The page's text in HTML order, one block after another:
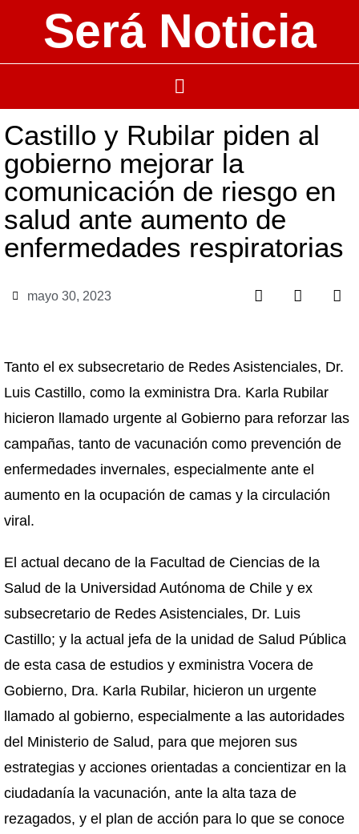
Será Noticia
Castillo y Rubilar piden al
gobierno mejorar la
comunicación de riesgo en
salud ante aumento de
enfermedades respiratorias
mayo 30, 2023
Tanto el ex subsecretario de Redes Asistenciales, Dr.
Luis Castillo, como la exministra Dra. Karla Rubilar
hicieron llamado urgente al Gobierno para reforzar las
campañas, tanto de vacunación como prevención de
enfermedades invernales, especialmente ante el
aumento en la ocupación de camas y la circulación
viral.
El actual decano de la Facultad de Ciencias de la
Salud de la Universidad Autónoma de Chile y ex
subsecretario de Redes Asistenciales, Dr. Luis
Castillo; y la actual jefa de la unidad de Salud Pública
de esta casa de estudios y exministra Vocera de
Gobierno, Dra. Karla Rubilar, hicieron un urgente
llamado al gobierno, especialmente a las autoridades
del Ministerio de Salud, para que mejoren sus
estrategias y acciones orientadas a concientizar en la
ciudadanía la vacunación, ante la alta taza de
rezagados, y el plan de acción para lo que se conoce